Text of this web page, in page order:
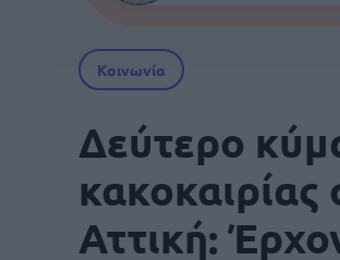
Κοινωνία
Δεύτερο
κακοκαιρίας
Αττική: